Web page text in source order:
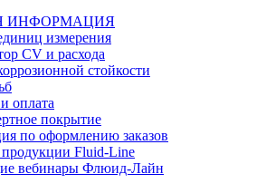
ИНФОРМАЦИЯ
измерения
CV и расхода
стойкости
оплата
покрытие
по оформлению заказов
продукции Fluid-Line
вебинары Флюид-Лайн